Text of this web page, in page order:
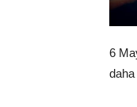
6
daha